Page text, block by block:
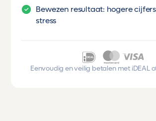
Bewezen resultaat: hogere
stress
Eenvoudig en veilig betalen met iDEAL